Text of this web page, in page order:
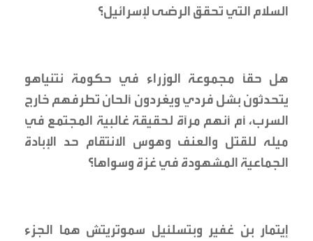
السلام التي تحقق الرضى لإسرائيل؟
هل حقاً مجموعة الوزراء في حكومة نتنياهو
يتحدثون بشل فردي ويغردون ألحان تطرفهم خارج
السرب، أم أنهم مرآة لحقيقة غالبية المجتمع في
ميله للقتل والعنف وهوس الانتقام حد الإبادة
الجماعية المشهودة في غزة وسواها؟
إيتمار بن غفير وبتسلئيل سموتريتش هما الجزء